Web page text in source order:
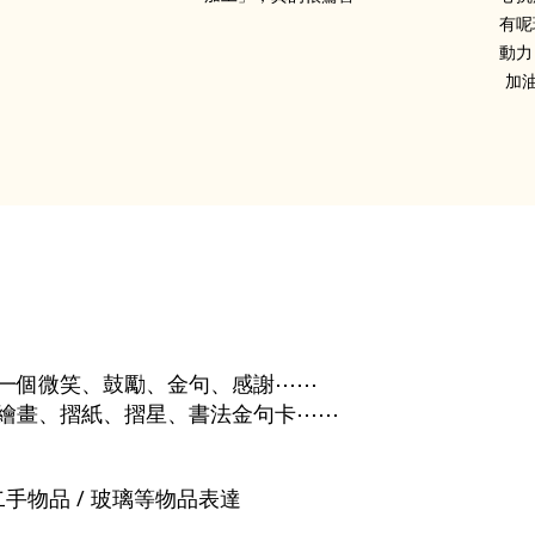
有
動
加
個微笑、鼓勵、金句、感謝⋯⋯
畫、摺紙、摺星、書法金句卡⋯⋯
物品 / 玻璃等物品表達